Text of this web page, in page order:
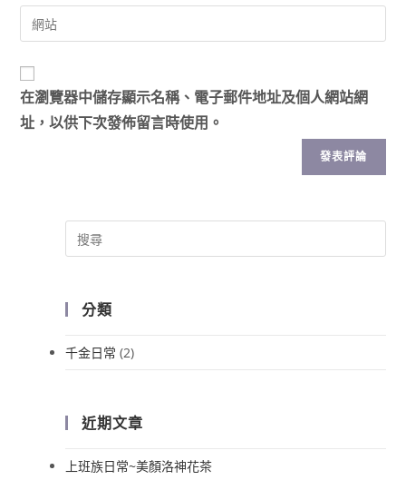
在瀏覽器中儲存顯示名稱、電子郵件地址及個人網站網
址，以供下次發佈留言時使用。
分類
千金日常 (2)
近期文章
上班族日常~美顏洛神花茶